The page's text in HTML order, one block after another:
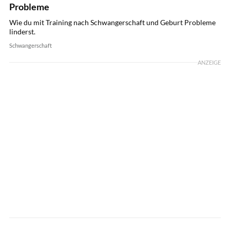
Probleme
Wie du mit Training nach Schwangerschaft und Geburt Probleme
linderst.
Schwangerschaft
ANZEIGE